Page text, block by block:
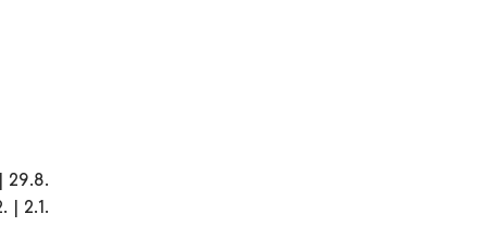
29.8.
| 2.1.